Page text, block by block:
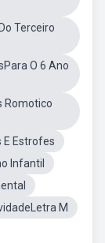
Terceiro
O 6 Ano
Romotico
E Estrofes
Infantil
M